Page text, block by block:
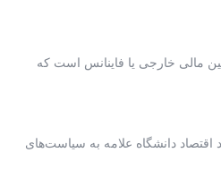
مالی خارجی یا فاینانس است که
اقتصاد دانشگاه علامه به سیاست‌های